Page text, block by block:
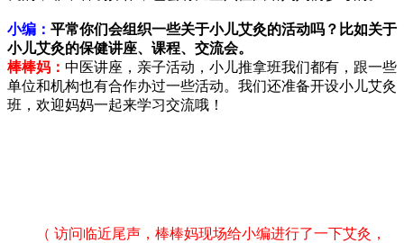
小编： 平常你们会组织一些关于小儿艾灸的活动吗？比如关于
小儿艾灸的保健讲座、课程、交流会。
棒棒妈 ： 中医讲座，亲子活动，小儿推拿班我们都有，跟一些
单位和机构也有合作办过一些活动。我们还准备开设小儿艾灸
班，欢迎妈妈一起来学习交流哦！
（ 访问临近尾声，棒棒妈现场给小编进行了一下艾灸，